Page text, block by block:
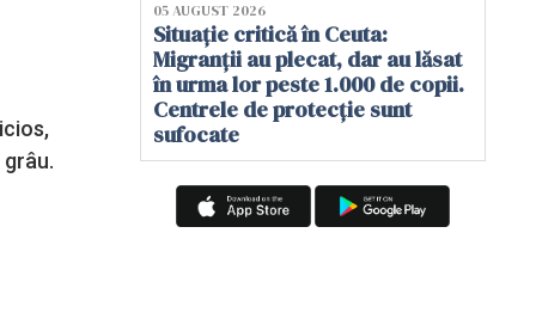
05 AUGUST 2026
Situație critică în Ceuta:
Migranții au plecat, dar au lăsat
în urma lor peste 1.000 de copii.
Centrele de protecție sunt
sufocate